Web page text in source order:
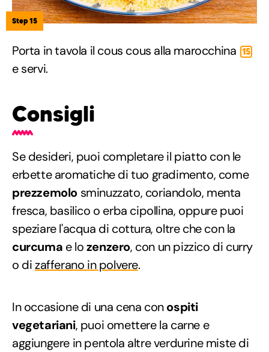
Step 15
Porta in tavola il cous cous alla marocchina 15
e servi.
Consigli
Se desideri, puoi completare il piatto con le
erbette aromatiche di tuo gradimento, come
prezzemolo sminuzzato, coriandolo, menta
fresca, basilico o erba cipollina, oppure puoi
speziare l'acqua di cottura, oltre che con la
curcuma e lozenzero, con un pizzico di curry
o dizafferano in polvere.
In occasione di una cena conospiti
vegetariani, puoi omettere la carne e
aggiungere in pentola altre verdurine miste di